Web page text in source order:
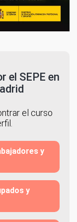
el SEPE en
el curso
y
y